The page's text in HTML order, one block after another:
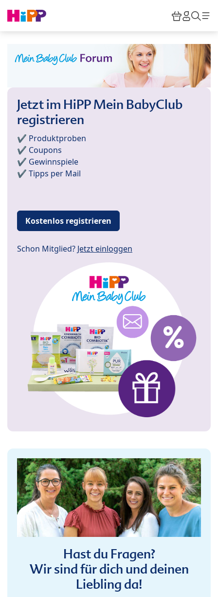
HiPP
Jetzt im HiPP Mein BabyClub
registrieren
✔️ Produktproben
✔️ Coupons
✔️ Gewinnspiele
✔️ Tipps per Mail
Kostenlos registrieren
Schon Mitglied? Jetzt einloggen
Hast du Fragen?
Wir sind für dich und deinen
Liebling da!